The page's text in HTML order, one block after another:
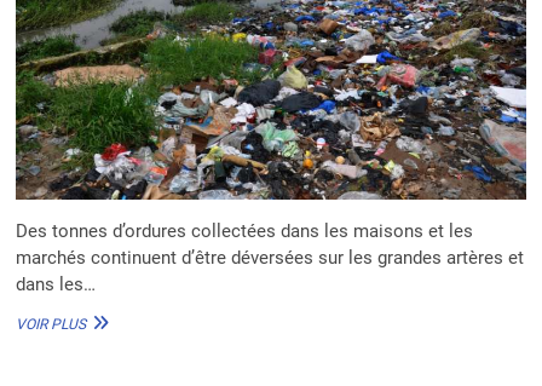
Des tonnes d’ordures collectées dans les maisons et les
marchés continuent d’être déversées sur les grandes artères et
dans les…
VOIR PLUSAU